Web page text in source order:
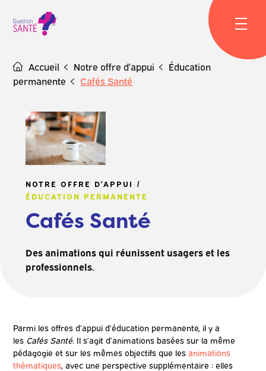
content
Accueil Notre offre d’appui
Éducation
permanente
Cafés Santé
NOTRE OFFRE D’APPUI
ÉDUCATION PERMANENTE
Cafés Santé
Des animations qui réunissent usagers et les
professionnels.
Parmi les offres d’appui d’éducation permanente, il y a
les Cafés Santé. Il s’agit d’animations basées sur la même
pédagogie et sur les mêmes objectifs que lesanimations
thématiques, avec une perspective supplémentaire : elles